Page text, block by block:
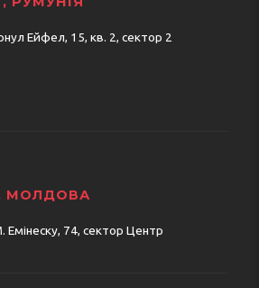
Ейфел, 15, кв. 2, сектор 2
МОЛДОВА
Емінеску, 74, сектор Центр